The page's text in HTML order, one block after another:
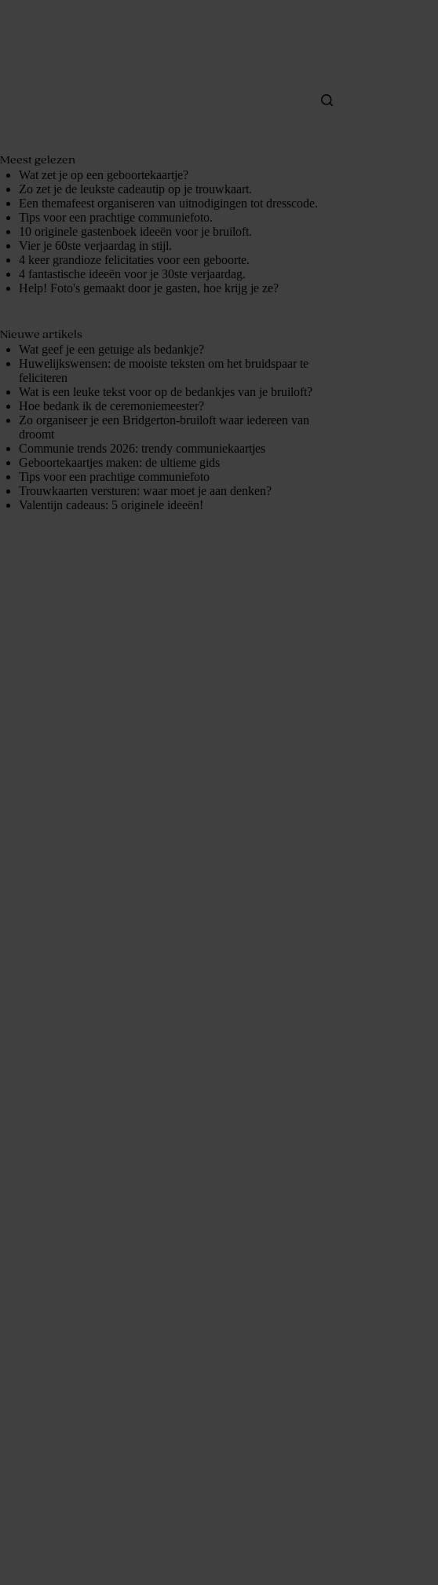
Meest gelezen
Wat zet je op een geboortekaartje?
Zo zet je de leukste cadeautip op je trouwkaart.
Een themafeest organiseren van uitnodigingen tot dresscode.
Tips voor een prachtige communiefoto.
10 originele gastenboek ideeën voor je bruiloft.
Vier je 60ste verjaardag in stijl.
4 keer grandioze felicitaties voor een geboorte.
4 fantastische ideeën voor je 30ste verjaardag.
Help! Foto's gemaakt door je gasten, hoe krijg je ze?
Nieuwe artikels
Wat geef je een getuige als bedankje?
Huwelijkswensen: de mooiste teksten om het bruidspaar te
feliciteren
Wat is een leuke tekst voor op de bedankjes van je bruiloft?
Hoe bedank ik de ceremoniemeester?
Zo organiseer je een Bridgerton-bruiloft waar iedereen van
droomt
Communie trends 2026: trendy communiekaartjes
Geboortekaartjes maken: de ultieme gids
Tips voor een prachtige communiefoto
Trouwkaarten versturen: waar moet je aan denken?
Valentijn cadeaus: 5 originele ideeën!